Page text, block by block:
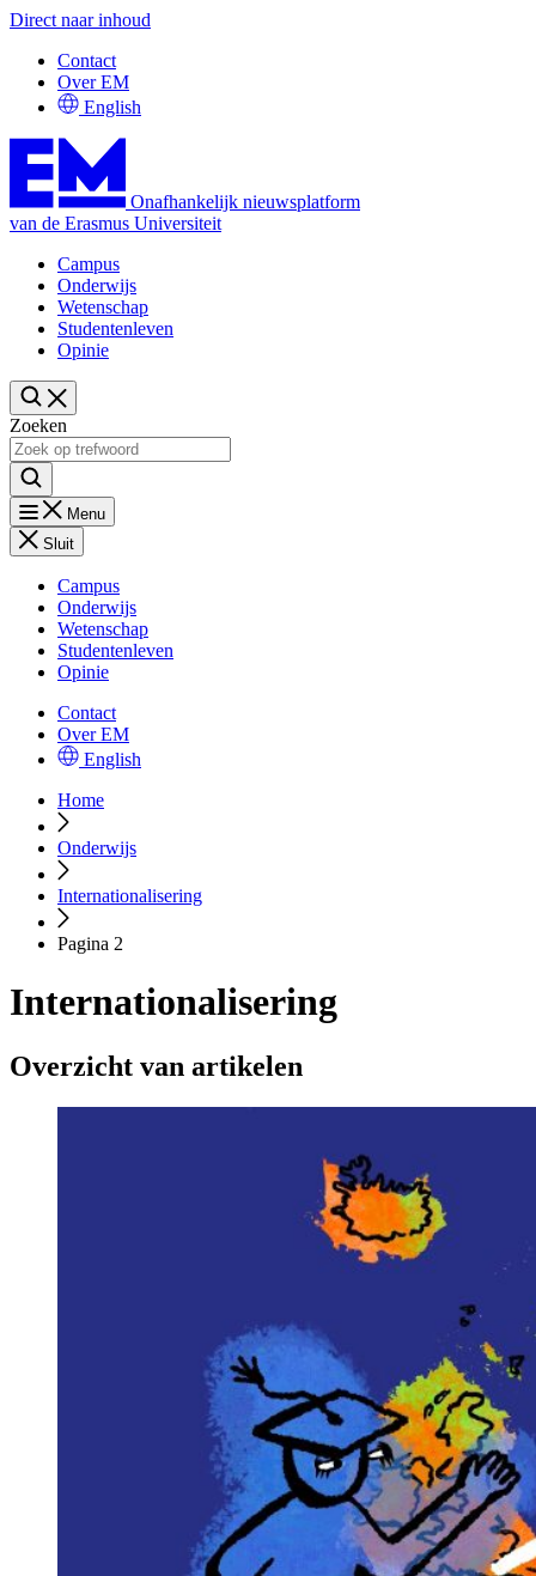
Direct naar inhoud
Contact
Over EM
English
Onafhankelijk nieuwsplatform
van de Erasmus Universiteit
Campus
Onderwijs
Wetenschap
Studentenleven
Opinie
Zoeken
Menu
Sluit
Campus
Onderwijs
Wetenschap
Studentenleven
Opinie
Contact
Over EM
English
Home
Onderwijs
Internationalisering
Pagina 2
Internationalisering
Overzicht van artikelen